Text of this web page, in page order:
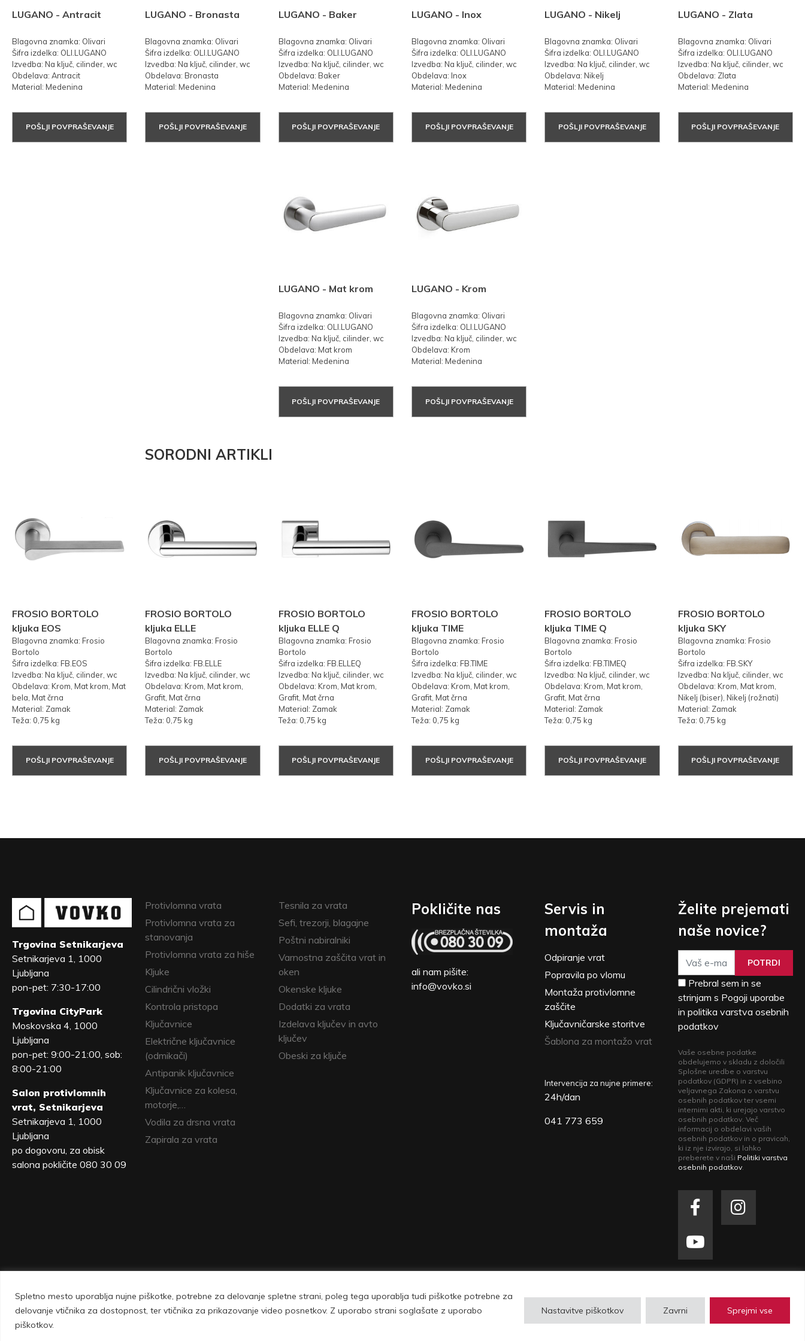
Spletno mesto uporablja nujne piškotke, potrebne za delovanje spletne strani, poleg tega uporablja tudi piškotke potrebne za
delovanje vtičnika za dostopnost, ter vtičnika za prikazovanje video posnetkov. Z uporabo strani soglašate z uporabo
piškotkov.
Nastavitve piškotkov Zavrni Sprejmi vse
LUGANO - Antracit
Blagovna znamka: Olivari
Šifra izdelka: OLI.LUGANO
Izvedba: Na ključ, cilinder, wc
Obdelava: Antracit
Material: Medenina
POŠLJI POVPRAŠEVANJE
LUGANO - Bronasta
Blagovna znamka: Olivari
Šifra izdelka: OLI.LUGANO
Izvedba: Na ključ, cilinder, wc
Obdelava: Bronasta
Material: Medenina
POŠLJI POVPRAŠEVANJE
LUGANO - Baker
Blagovna znamka: Olivari
Šifra izdelka: OLI.LUGANO
Izvedba: Na ključ, cilinder, wc
Obdelava: Baker
Material: Medenina
POŠLJI POVPRAŠEVANJE
LUGANO - Inox
Blagovna znamka: Olivari
Šifra izdelka: OLI.LUGANO
Izvedba: Na ključ, cilinder, wc
Obdelava: Inox
Material: Medenina
POŠLJI POVPRAŠEVANJE
LUGANO - Nikelj
Blagovna znamka: Olivari
Šifra izdelka: OLI.LUGANO
Izvedba: Na ključ, cilinder, wc
Obdelava: Nikelj
Material: Medenina
POŠLJI POVPRAŠEVANJE
LUGANO - Zlata
Blagovna znamka: Olivari
Šifra izdelka: OLI.LUGANO
Izvedba: Na ključ, cilinder, wc
Obdelava: Zlata
Material: Medenina
POŠLJI POVPRAŠEVANJE
LUGANO - Mat krom
Blagovna znamka: Olivari
Šifra izdelka: OLI.LUGANO
Izvedba: Na ključ, cilinder, wc
Obdelava: Mat krom
Material: Medenina
POŠLJI POVPRAŠEVANJE
LUGANO - Krom
Blagovna znamka: Olivari
Šifra izdelka: OLI.LUGANO
Izvedba: Na ključ, cilinder, wc
Obdelava: Krom
Material: Medenina
POŠLJI POVPRAŠEVANJE
SORODNI ARTIKLI
FROSIO BORTOLO
kljuka EOS
Blagovna znamka: Frosio
Bortolo
Šifra izdelka: FB.EOS
Izvedba: Na ključ, cilinder, wc
Obdelava: Krom, Mat krom, Mat
bela, Mat črna
Material: Zamak
Teža: 0,75 kg
POŠLJI POVPRAŠEVANJE
FROSIO BORTOLO
kljuka ELLE
Blagovna znamka: Frosio
Bortolo
Šifra izdelka: FB.ELLE
Izvedba: Na ključ, cilinder, wc
Obdelava: Krom, Mat krom,
Grafit, Mat črna
Material: Zamak
Teža: 0,75 kg
POŠLJI POVPRAŠEVANJE
FROSIO BORTOLO
kljuka ELLE Q
Blagovna znamka: Frosio
Bortolo
Šifra izdelka: FB.ELLEQ
Izvedba: Na ključ, cilinder, wc
Obdelava: Krom, Mat krom,
Grafit, Mat črna
Material: Zamak
Teža: 0,75 kg
POŠLJI POVPRAŠEVANJE
FROSIO BORTOLO
kljuka TIME
Blagovna znamka: Frosio
Bortolo
Šifra izdelka: FB.TIME
Izvedba: Na ključ, cilinder, wc
Obdelava: Krom, Mat krom,
Grafit, Mat črna
Material: Zamak
Teža: 0,75 kg
POŠLJI POVPRAŠEVANJE
FROSIO BORTOLO
kljuka TIME Q
Blagovna znamka: Frosio
Bortolo
Šifra izdelka: FB.TIMEQ
Izvedba: Na ključ, cilinder, wc
Obdelava: Krom, Mat krom,
Grafit, Mat črna
Material: Zamak
Teža: 0,75 kg
POŠLJI POVPRAŠEVANJE
FROSIO BORTOLO
kljuka SKY
Blagovna znamka: Frosio
Bortolo
Šifra izdelka: FB.SKY
Izvedba: Na ključ, cilinder, wc
Obdelava: Krom, Mat krom,
Nikelj (biser), Nikelj (rožnati)
Material: Zamak
Teža: 0,75 kg
POŠLJI POVPRAŠEVANJE
Trgovina Setnikarjeva
Setnikarjeva 1, 1000
Ljubljana
pon-pet: 7:30-17:00
Trgovina CityPark
Moskovska 4, 1000
Ljubljana
pon-pet: 9:00-21:00, sob:
8:00-21:00
Salon protivlomnih
vrat, Setnikarjeva
Setnikarjeva 1, 1000
Ljubljana
po dogovoru, za obisk
salona pokličite 080 30 09
Protivlomna vrata
Protivlomna vrata za
stanovanja
Protivlomna vrata za hiše
Kljuke
Cilindrični vložki
Kontrola pristopa
Ključavnice
Električne ključavnice
(odmikači)
Antipanik ključavnice
Ključavnice za kolesa,
motorje,…
Vodila za drsna vrata
Zapirala za vrata
Tesnila za vrata
Sefi, trezorji, blagajne
Poštni nabiralniki
Varnostna zaščita vrat in
oken
Okenske kljuke
Dodatki za vrata
Izdelava ključev in avto
ključev
Obeski za ključe
Pokličite nas
ali nam pišite:
info@vovko.si
Servis in
montaža
Odpiranje vrat
Popravila po vlomu
Montaža protivlomne
zaščite
Ključavničarske storitve
Šablona za montažo vrat
Intervencija za nujne primere:
24h/dan
041 773 659
Želite prejemati
naše novice?
POTRDI
Prebral sem in se
strinjam s Pogoji uporabe
in politika varstva osebnih
podatkov
Vaše osebne podatke
obdelujemo v skladu z določili
Splošne uredbe o varstvu
podatkov (GDPR) in z vsebino
veljavnega Zakona o varstvu
osebnih podatkov ter vsemi
internimi akti, ki urejajo varstvo
osebnih podatkov. Več
informacij o obdelavi vaših
osebnih podatkov in o pravicah,
ki iz nje izvirajo, si lahko
preberete v naši Politiki varstva
osebnih podatkov.
Vovko d.o.o., Setnikarjeva 1, 1000 Ljubljana | © Copyright 2026 Vovko - vse pravice pridržane |Pogoji uporabe in politika zasebnosti| Izdelava spletne straniPlenum IT